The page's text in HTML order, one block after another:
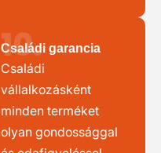
10.
Családi garancia
Családi
vállalkozásként
minden terméket
olyan gondossággal